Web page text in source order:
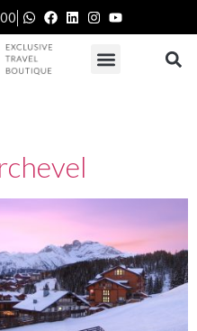
|